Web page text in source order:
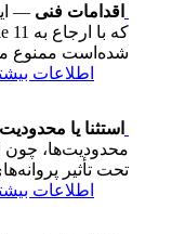
اقدامات فنی —
شده‌است ممنوع
اطلاعات
استثنا یا محدودیت
محدودیت‌ها، چون
تحت تأثیر
اطلاعات